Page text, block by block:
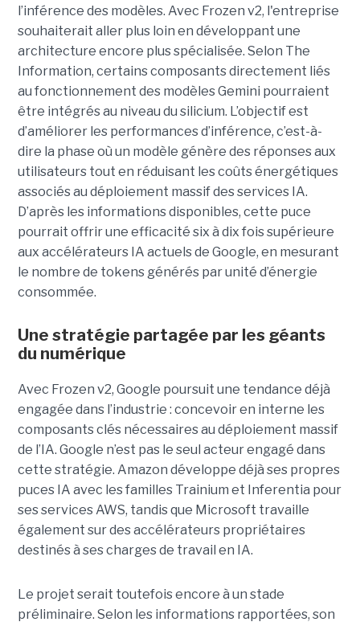
l’inférence des modèles. Avec Frozen v2, l'entreprise
souhaiterait aller plus loin en développant une
architecture encore plus spécialisée. Selon The
Information, certains composants directement liés
au fonctionnement des modèles Gemini pourraient
être intégrés au niveau du silicium. L’objectif est
d’améliorer les performances d’inférence, c’est-à-
dire la phase où un modèle génère des réponses aux
utilisateurs tout en réduisant les coûts énergétiques
associés au déploiement massif des services IA.
D’après les informations disponibles, cette puce
pourrait offrir une efficacité six à dix fois supérieure
aux accélérateurs IA actuels de Google, en mesurant
le nombre de tokens générés par unité d’énergie
consommée.
Une stratégie partagée par les géants
du numérique
Avec Frozen v2, Google poursuit une tendance déjà
engagée dans l’industrie : concevoir en interne les
composants clés nécessaires au déploiement massif
de l’IA. Google n’est pas le seul acteur engagé dans
cette stratégie. Amazon développe déjà ses propres
puces IA avec les familles Trainium et Inferentia pour
ses services AWS, tandis que Microsoft travaille
également sur des accélérateurs propriétaires
destinés à ses charges de travail en IA.
Le projet serait toutefois encore à un stade
préliminaire. Selon les informations rapportées, son